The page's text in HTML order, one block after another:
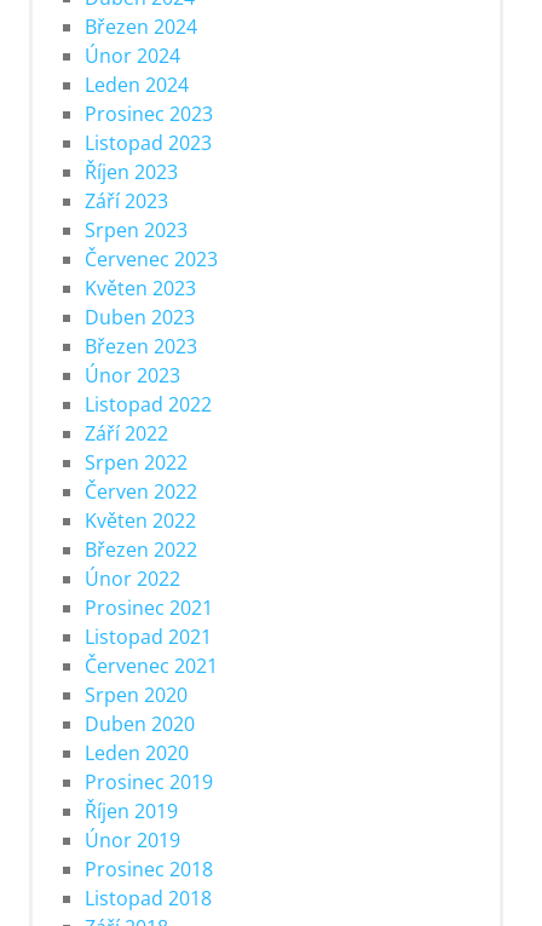
Březen 2024
Únor 2024
Leden 2024
Prosinec 2023
Listopad 2023
Říjen 2023
Září 2023
Srpen 2023
Červenec 2023
Květen 2023
Duben 2023
Březen 2023
Únor 2023
Listopad 2022
Září 2022
Srpen 2022
Červen 2022
Květen 2022
Březen 2022
Únor 2022
Prosinec 2021
Listopad 2021
Červenec 2021
Srpen 2020
Duben 2020
Leden 2020
Prosinec 2019
Říjen 2019
Únor 2019
Prosinec 2018
Listopad 2018